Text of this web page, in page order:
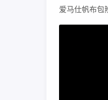
爱马仕帆布包